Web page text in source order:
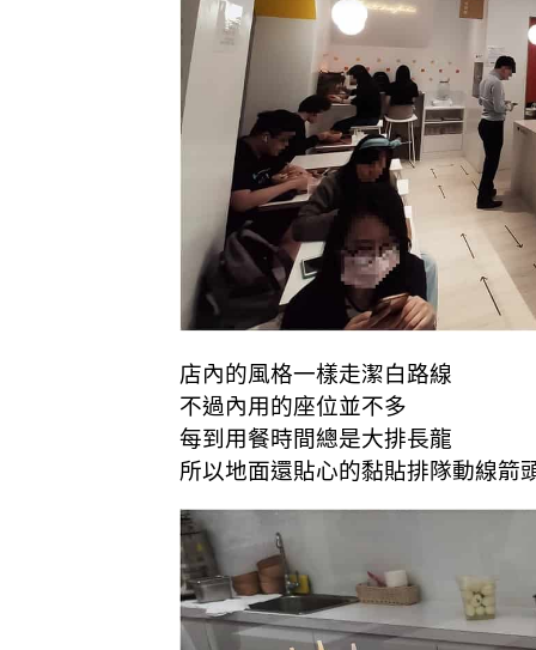
店內的風格一樣走潔白路線
不過內用的座位並不多
每到用餐時間總是大排長龍
所以地面還貼心的黏貼排隊動線箭